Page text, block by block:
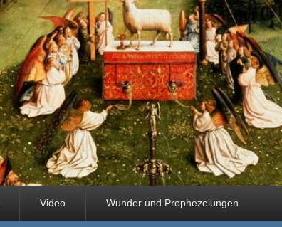
Video Wunder und Prophezeiungen